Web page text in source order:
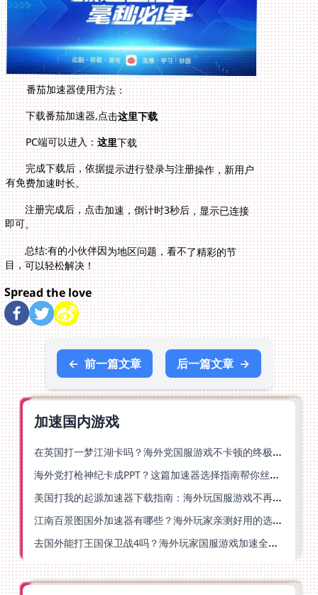
番茄加速器使用方法：
下载番茄加速器,点击这里下载
PC端可以进入：这里下载
完成下载后，依据提示进行登录与注册操作，新用户
有免费加速时长。
注册完成后，点击加速，倒计时3秒后，显示已连接
即可。
总结:有的小伙伴因为地区问题，看不了精彩的节
目，可以轻松解决！
Spread the love
← 前一篇文章 后一篇文章 →
加速国内游戏
在英国打一梦江湖卡吗？海外党国服游戏不卡顿的终极解法
海外党打枪神纪卡成PPT？这篇加速器选择指南帮你丝滑上分
美国打我的起源加速器下载指南：海外玩国服游戏不再卡的终极方案
江南百景图国外加速器有哪些？海外玩家亲测好用的选择与避坑指南
去国外能打王国保卫战4吗？海外玩家国服游戏加速全攻略（附公主连结幻想江湖实测）